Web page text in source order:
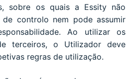
sobre os quais a Essity não
controlo nem pode assumir
Ao utilizar os
terceiros, o Utilizador deve
regras de utilização.